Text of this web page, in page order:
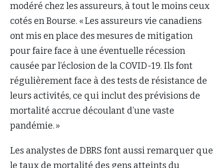
modéré chez les assureurs, à tout le moins ceux
cotés en Bourse. « Les assureurs vie canadiens
ont mis en place des mesures de mitigation
pour faire face à une éventuelle récession
causée par l’éclosion de la COVID-19. Ils font
régulièrement face à des tests de résistance de
leurs activités, ce qui inclut des prévisions de
mortalité accrue découlant d’une vaste
pandémie. »
Les analystes de DBRS font aussi remarquer que
le taux de mortalité des gens atteints du